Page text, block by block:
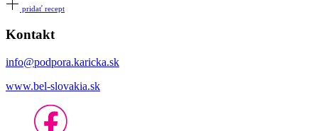
pridať recept
Kontakt
info@podpora.karicka.sk
www.bel-slovakia.sk